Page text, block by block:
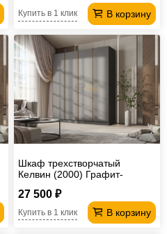
В корзину
Купить в 1 клик
Шкаф трехстворчатый
Келвин (2000) Графит-
27 500 ₽
В корзину
Купить в 1 клик